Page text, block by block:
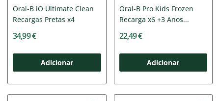
Oral-B iO Ultimate Clean
Recargas Pretas x4
34,99 €
Adicionar
Oral-B Pro Kids Frozen
Recarga x6 +3 Anos...
22,49 €
Adicionar